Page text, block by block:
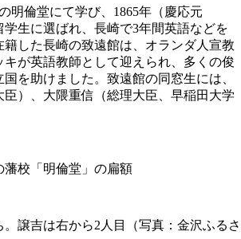
明倫堂にて学び、1865年（慶応元
学生に選ばれ、長崎で3年間英語などを
した長崎の致遠館は、オランダ人宣教
キが英語教師として迎えられ、多くの俊
を助けました。致遠館の同窓生には、
）、大隈重信（総理大臣、早稲田大学
藩校「明倫堂」の扁額
譲吉は右から2人目（写真：金沢ふる